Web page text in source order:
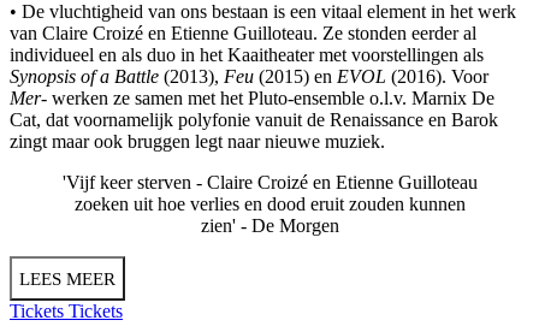
• De vluchtigheid van ons bestaan is een vitaal element in het werk
van Claire Croizé en Etienne Guilloteau. Ze stonden eerder al
individueel en als duo in het Kaaitheater met voorstellingen als
Synopsis of a Battle (2013), Feu (2015) en EVOL (2016). Voor
Mer- werken ze samen met het Pluto-ensemble o.l.v. Marnix De
Cat, dat voornamelijk polyfonie vanuit de Renaissance en Barok
zingt maar ook bruggen legt naar nieuwe muziek.
'Vijf keer sterven - Claire Croizé en Etienne Guilloteau
zoeken uit hoe verlies en dood eruit zouden kunnen
zien' - De Morgen
LEES MEER
Tickets Tickets